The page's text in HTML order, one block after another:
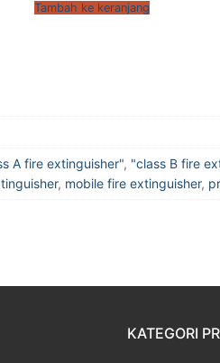
Tambah ke keranjang
A fire extinguisher", "class B fire
, mobile fire extinguisher,
KATEGORI